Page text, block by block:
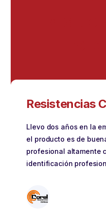
Resistencias
Llevo dos años en la
el producto es de
profesional altamente
identificación